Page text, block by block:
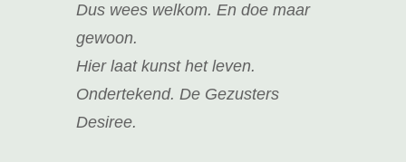
Dus wees welkom. En doe maar
gewoon.
Hier laat kunst het leven.
Ondertekend. De Gezusters
Desiree.